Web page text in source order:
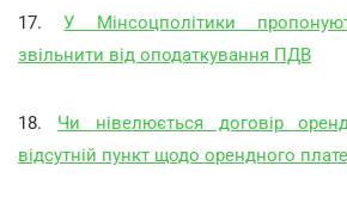
17.У Мінсоцполітики
звільнити від оподаткування ПДВ
18. Чи нівелюється договір
відсутній пункт щодо орендного